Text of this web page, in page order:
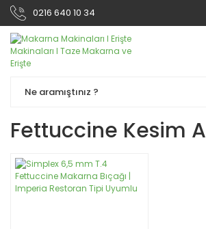
0216 640 10 34
Fettuccine Kesim